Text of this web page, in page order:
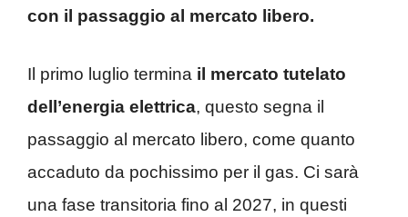
con il passaggio al mercato libero.
Il primo luglio termina il mercato tutelato
dell’energia elettrica, questo segna il
passaggio al mercato libero, come quanto
accaduto da pochissimo per il gas. Ci sarà
una fase transitoria fino al 2027, in questi